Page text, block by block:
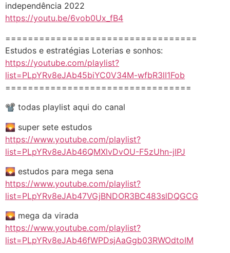
independência 2022
https://youtu.be/6vob0Ux_fB4
==================================
Estudos e estratégias Loterias e sonhos:
https://youtube.com/playlist?
list=PLpYRv8eJAb45biYC0V34M-wfbR3lI1Fob
=================================
📽️ todas playlist aqui do canal
🌄 super sete estudos
https://www.youtube.com/playlist?
list=PLpYRv8eJAb46QMXlvDvOU-F5zUhn-jIPJ
🌄 estudos para mega sena
https://www.youtube.com/playlist?
list=PLpYRv8eJAb47VGjBNDOR3BC483slDQGCG
🌄 mega da virada
https://www.youtube.com/playlist?
list=PLpYRv8eJAb46fWPDsjAaGgb03RWOdtoIM